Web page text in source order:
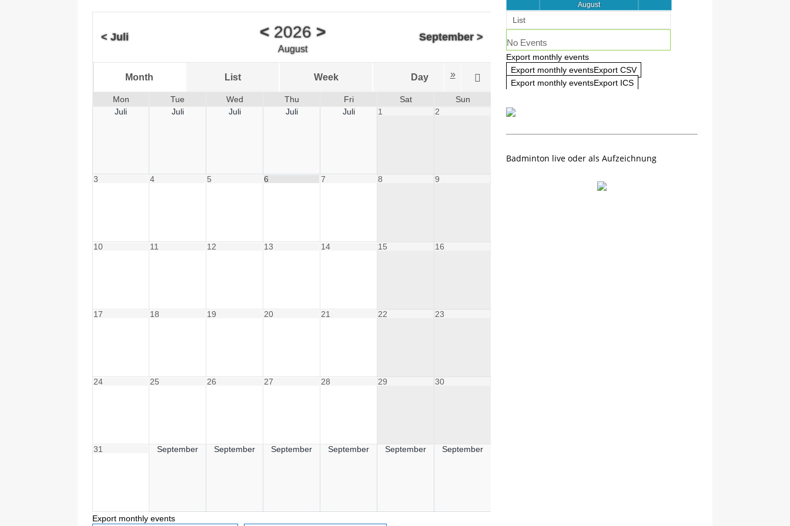
[ 08.05.2025 ] 💪 C-Trainerausbildung 2025/2026 – Es geht wieder los! 🏸 AKTUELL
<Juli <2026 >
August
September>
»
Month List Week Day Map 4 Days
Mon Tue Wed Thu Fri Sat
Sun
Juli
Juli Juli Juli Juli 1 2
3 4 5 6 7 8 9
10 11 12 13 14 15 16
17 18 19 20 21 22 23
24 25 26 27 28 29 30
31 September September September September September September
Export monthly events
August
List
No Events
Export monthly events
Export monthly eventsExport CSV
Export monthly eventsExport ICS
Badminton live oder als Aufzeichnung